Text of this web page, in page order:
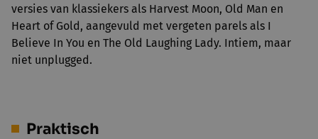
versies van klassiekers als Harvest Moon, Old Man en
Heart of Gold, aangevuld met vergeten parels als I
Believe In You en The Old Laughing Lady. Intiem, maar
niet unplugged.
Praktisch